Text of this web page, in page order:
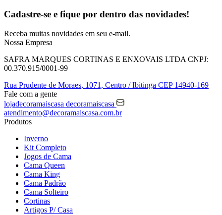
Cadastre-se e fique por dentro das novidades!
Receba muitas novidades em seu e-mail.
Nossa Empresa
SAFRA MARQUES CORTINAS E ENXOVAIS LTDA CNPJ:
00.370.915/0001-99
Rua Prudente de Moraes, 1071, Centro / Ibitinga CEP 14940-169
Fale com a gente
lojadecoramaiscasa decoramaiscasa
atendimento@decoramaiscasa.com.br
Produtos
Inverno
Kit Completo
Jogos de Cama
Cama Queen
Cama King
Cama Padrão
Cama Solteiro
Cortinas
Artigos P/ Casa